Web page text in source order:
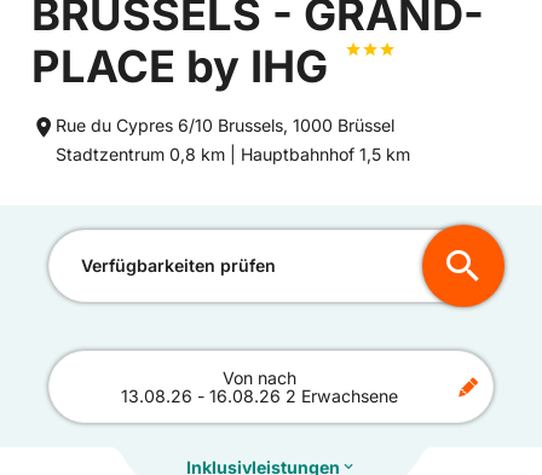
BRUSSELS - GRAND-
PLACE by IHG
Rue du Cypres 6/10 Brussels, 1000 Brüssel
Entfernung
Stadtzentrum 0,8 km | Entfernung
Hauptbahnhof 1,5 km
Verfügbarkeiten prüfen
Von nach
13.08.26 - 16.08.26 2 Erwachsene
Inklusivleistungen